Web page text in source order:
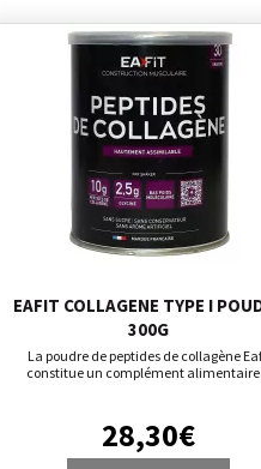
EAFIT COLLAGENE TYPE I
300G
La poudre de peptides de collagène
constitue un complément
28,30€